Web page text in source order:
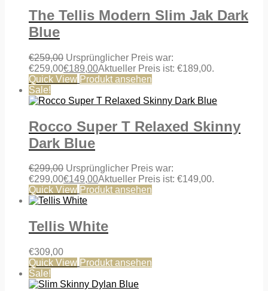
The Tellis Modern Slim Jak Dark
Blue
€259,00 Ursprünglicher Preis war:
€259,00€189,00Aktueller Preis ist: €189,00.
Quick View Produkt ansehen
Sale!
Rocco Super T Relaxed Skinny
Dark Blue
€299,00 Ursprünglicher Preis war:
€299,00€149,00Aktueller Preis ist: €149,00.
Quick View Produkt ansehen
Tellis White
€309,00
Quick View Produkt ansehen
Sale!